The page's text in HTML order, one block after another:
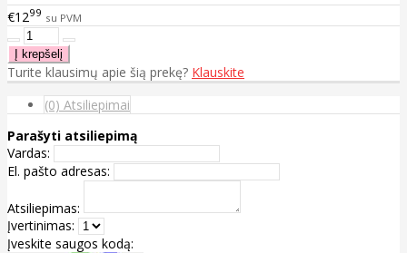
€1299 su PVM
Turite klausimų apie šią prekę? Klauskite
(0) Atsiliepimai
Parašyti atsiliepimą
Vardas:
El. pašto adresas:
Atsiliepimas:
Įvertinimas:
Įveskite saugos kodą: